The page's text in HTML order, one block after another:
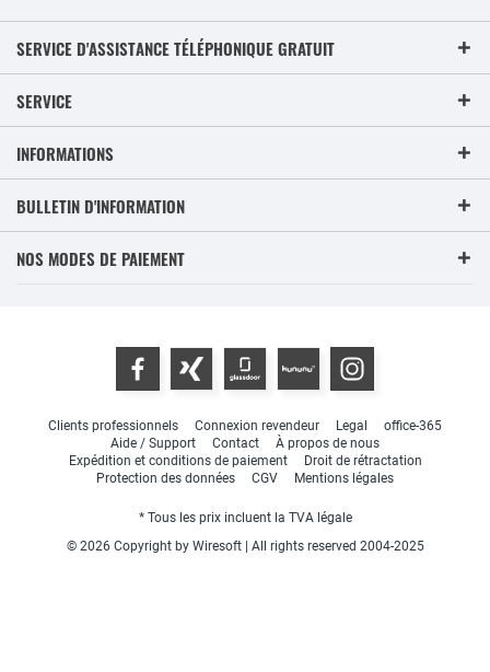
SERVICE D'ASSISTANCE TÉLÉPHONIQUE GRATUIT
SERVICE
INFORMATIONS
BULLETIN D'INFORMATION
NOS MODES DE PAIEMENT
Clients professionnels Connexion revendeur Legal
office-365
Aide / Support
Contact
À propos de nous
Expédition et conditions de paiement
Droit de rétractation
Protection des données
CGV Mentions légales
* Tous les prix incluent la TVA légale
© 2026 Copyright by Wiresoft | All rights reserved 2004-2025